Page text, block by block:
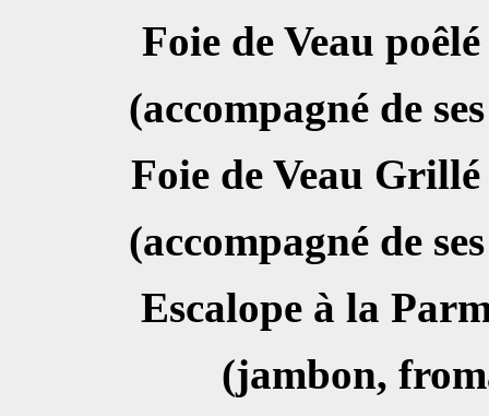
Foie de
(accompagné de
Foie de
(accompagné de
Escalope à la
(jambon,